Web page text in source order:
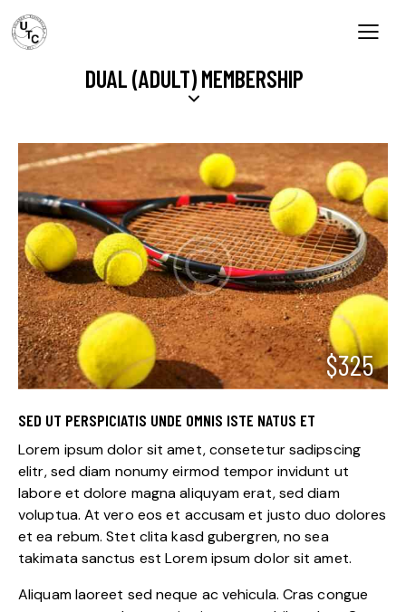
DUAL (ADULT) MEMBERSHIP
$325
SED UT PERSPICIATIS UNDE OMNIS ISTE NATUS ET
Lorem ipsum dolor sit amet, consetetur sadipscing
elitr, sed diam nonumy eirmod tempor invidunt ut
labore et dolore magna aliquyam erat, sed diam
voluptua. At vero eos et accusam et justo duo dolores
et ea rebum. Stet clita kasd gubergren, no sea
takimata sanctus est Lorem ipsum dolor sit amet.
Aliquam laoreet sed neque ac vehicula. Cras congue